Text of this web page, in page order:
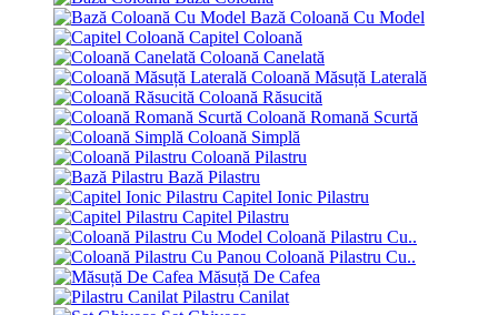
Bază Coloană Cu Model
Capitel Coloană
Coloană Canelată
Coloană Măsuță Laterală
Coloană Răsucită
Coloană Romană Scurtă
Coloană Simplă
Coloană Pilastru
Bază Pilastru
Capitel Ionic Pilastru
Capitel Pilastru
Coloană Pilastru Cu..
Coloană Pilastru Cu..
Măsuță De Cafea
Pilastru Canilat